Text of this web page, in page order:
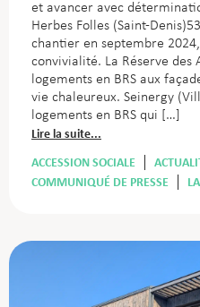
et avancer avec
Herbes Folles (Saint-
chantier en septembre
convivialité. La Réserve des
logements en BRS aux
vie chaleureux. Seinergy
logements en BRS qui […]
Lire la suite...
ACCESSION SOCIALE
COMMUNIQUÉ DE PRESSE